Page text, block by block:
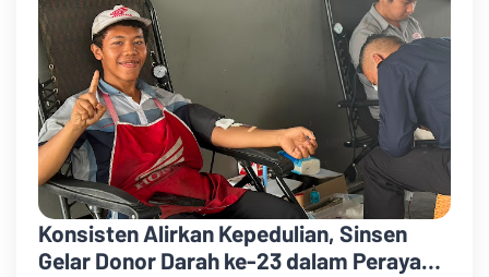
Konsisten Alirkan Kepedulian, Sinsen
Gelar Donor Darah ke-23 dalam Perayaan